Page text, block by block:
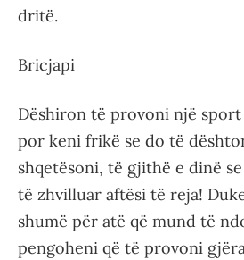
dritë.
Bricjapi
Dëshiron të provoni një
por keni frikë se do të
shqetësoni, të gjithë e dinë
të zhvilluar aftësi të reja!
shumë për atë që mund të
pengoheni që të provoni